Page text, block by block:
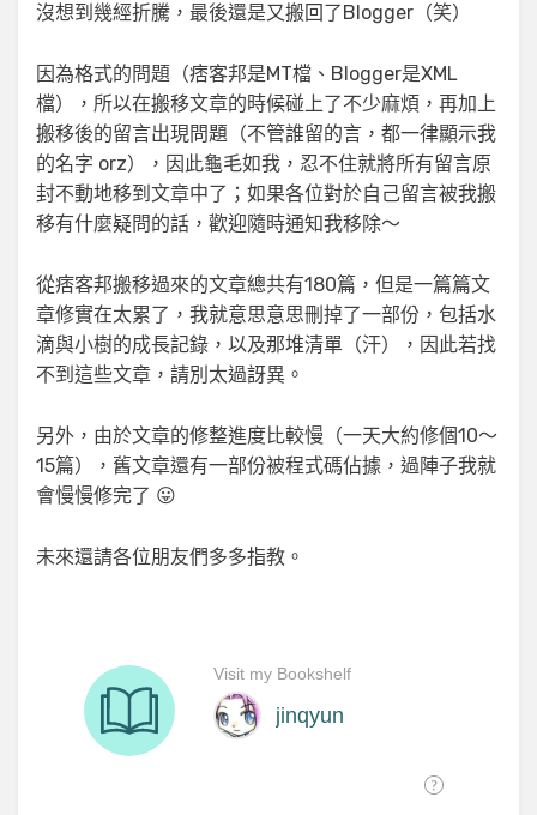
沒想到幾經折騰，最後還是又搬回了Blogger（笑）
因為格式的問題（痞客邦是MT檔、Blogger是XML
檔），所以在搬移文章的時候碰上了不少麻煩，再加上
搬移後的留言出現問題（不管誰留的言，都一律顯示我
的名字 orz），因此龜毛如我，忍不住就將所有留言原
封不動地移到文章中了；如果各位對於自己留言被我搬
移有什麼疑問的話，歡迎隨時通知我移除～
從痞客邦搬移過來的文章總共有180篇，但是一篇篇文
章修實在太累了，我就意思意思刪掉了一部份，包括水
滴與小樹的成長記錄，以及那堆清單（汗），因此若找
不到這些文章，請別太過訝異。
另外，由於文章的修整進度比較慢（一天大約修個10～
15篇），舊文章還有一部份被程式碼佔據，過陣子我就
會慢慢修完了 😛
未來還請各位朋友們多多指教。